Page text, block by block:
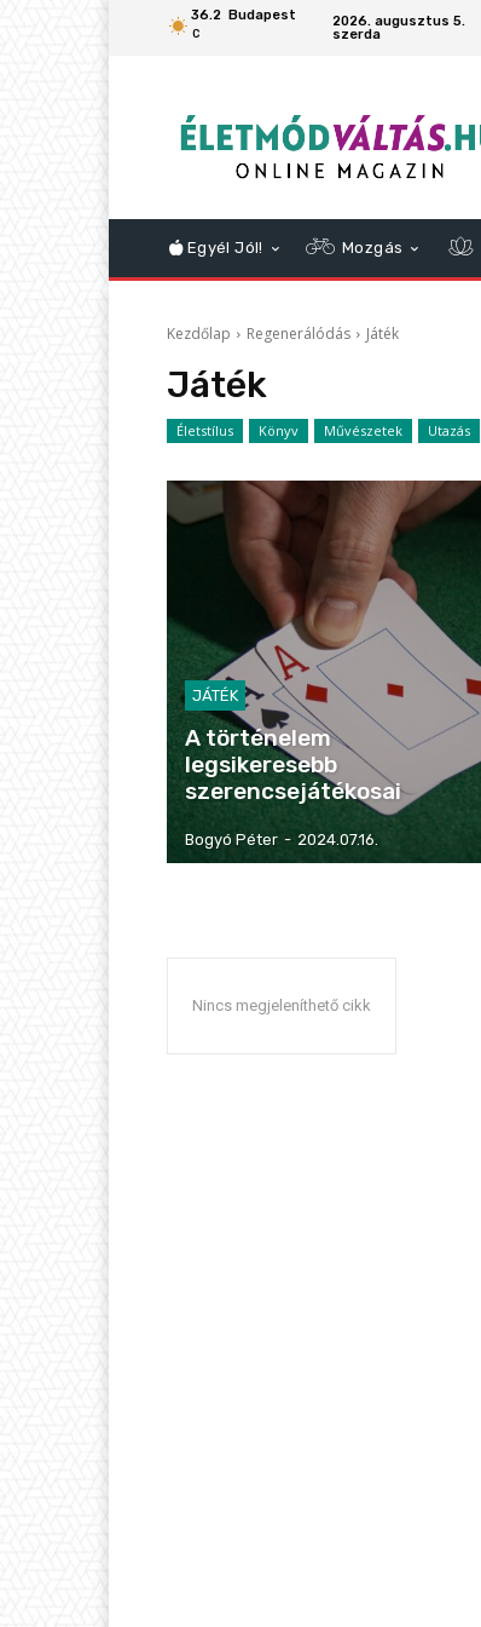
36.2
C
Budapest
2026. augusztus 5.
szerda
Egyél Jól! Mozgás
Kezdőlap Regenerálódás Játék
Játék
Életstílus Könyv Művészetek Utazás
JÁTÉK
A történelem
legsikeresebb
szerencsejátékosai
Bogyó Péter - 2024.07.16.
Nincs megjeleníthető cikk